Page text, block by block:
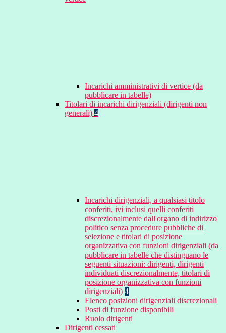
Incarichi amministrativi di vertice (da
pubblicare in tabelle)
Titolari di incarichi dirigenziali (dirigenti non
generali) 4
Incarichi dirigenziali, a qualsiasi titolo
conferiti, ivi inclusi quelli conferiti
discrezionalmente dall'organo di indirizzo
politico senza procedure pubbliche di
selezione e titolari di posizione
organizzativa con funzioni dirigenziali (da
pubblicare in tabelle che distinguano le
seguenti situazioni: dirigenti, dirigenti
individuati discrezionalmente, titolari di
posizione organizzativa con funzioni
dirigenziali) 4
Elenco posizioni dirigenziali discrezionali
Posti di funzione disponibili
Ruolo dirigenti
Dirigenti cessati